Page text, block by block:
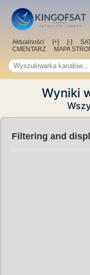
Aktualności [+] [-]
CMENTARZ
MAPA
Wyniki
Filtering and